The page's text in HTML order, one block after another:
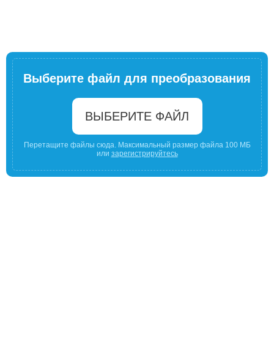
Выберите файл для преобразования
ВЫБЕРИТЕ ФАЙЛ
Перетащите файлы сюда. Максимальный размер файла 100 МБ
или зарегистрируйтесь